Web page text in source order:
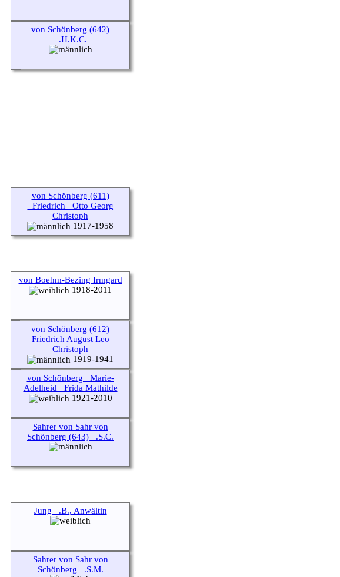
von Schönberg (642)
_.H.K.C.
von Schönberg (611)
_Friedrich_ Otto Georg
Christoph
1917-1958
von Boehm-Bezing Irmgard
1918-2011
von Schönberg (612)
Friedrich August Leo
_Christoph_
1919-1941
von Schönberg _Marie-
Adelheid_ Frida Mathilde
1921-2010
Sahrer von Sahr von
Schönberg (643) _.S.C.
Jung _.B., Anwältin
Sahrer von Sahr von
Schönberg _.S.M.